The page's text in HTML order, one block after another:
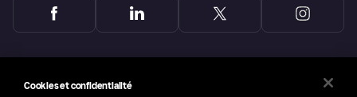
Cookies et confidentialité